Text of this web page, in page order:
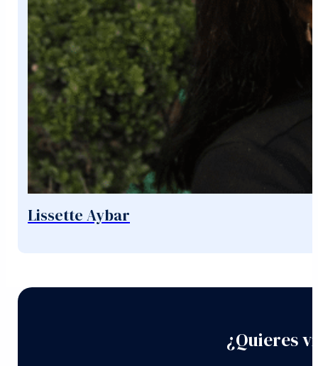
Lissette Aybar
¿Quieres